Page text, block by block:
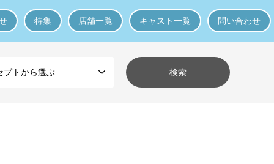
特集 店舗一覧 キャスト一覧 問い合わせ
プトから選ぶ